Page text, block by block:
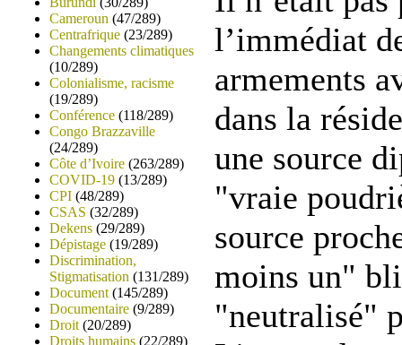
Cameroun (47/289)
Centrafrique (23/289)
Changements climatiques
(10/289)
Colonialisme, racisme
(19/289)
Conférence (118/289)
Congo Brazzaville
(24/289)
Côte d’Ivoire (263/289)
COVID-19 (13/289)
CPI (48/289)
CSAS (32/289)
Dekens (29/289)
Dépistage (19/289)
Discrimination,
Stigmatisation (131/289)
Document (145/289)
Documentaire (9/289)
Droit (20/289)
Droits humains (22/289)
l’immédiat
armements
dans la
une source
"vraie
source
moins un"
"neutralisé"